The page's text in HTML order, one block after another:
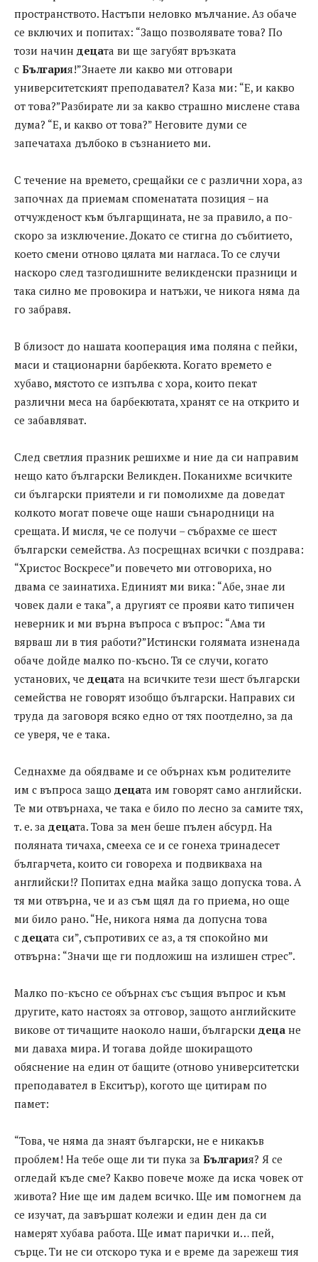
пространството. Настъпи неловко мълчание. Аз обаче
се включих и попитах: “Защо позволявате това? По
този начин децата ви ще загубят връзката
с България!”Знаете ли какво ми отговари
университетският преподавател? Каза ми: “Е, и какво
от това?”Разбирате ли за какво страшно мислене става
дума? “Е, и какво от това?” Неговите думи се
запечатаха дълбоко в съзнанието ми.
С течение на времето, срещайки се с различни хора, аз
започнах да приемам споменатата позиция – на
отчужденост към българщината, не за правило, а по-
скоро за изключение. Докато се стигна до събитието,
което смени отново цялата ми нагласа. То се случи
наскоро след тазгодишните великденски празници и
така силно ме провокира и натъжи, че никога няма да
го забравя.
В близост до нашата кооперация има поляна с пейки,
маси и стационарни барбекюта. Когато времето е
хубаво, мястото се изпълва с хора, които пекат
различни меса на барбекютата, хранят се на открито и
се забавляват.
След светлия празник решихме и ние да си направим
нещо като български Великден. Поканихме всичките
си български приятели и ги помолихме да доведат
колкото могат повече още наши сънародници на
срещата. И мисля, че се получи – събрахме се шест
български семейства. Аз посрещнах всички с поздрава:
“Христос Воскресе”и повечето ми отговориха, но
двама се заинатиха. Единият ми вика: “Абе, знае ли
човек дали е така”, а другият се прояви като типичен
неверник и ми върна въпроса с въпрос: “Ама ти
вярваш ли в тия работи?”Истински голямата изненада
обаче дойде малко по-късно. Тя се случи, когато
установих, че децата на всичките тези шест български
семейства не говорят изобщо български. Направих си
труда да заговоря всяко едно от тях поотделно, за да
се уверя, че е така.
Седнахме да обядваме и се обърнах към родителите
им с въпроса защо децата им говорят само английски.
Те ми отвърнаха, че така е било по лесно за самите тях,
т. е. за децата. Това за мен беше пълен абсурд. На
поляната тичаха, смееха се и се гонеха тринадесет
българчета, които си говореха и подвикваха на
английски!? Попитах една майка защо допуска това. А
тя ми отвърна, че и аз съм щял да го приема, но още
ми било рано. “Не, никога няма да допусна това
с децата си”, съпротивих се аз, а тя спокойно ми
отвърна: “Значи ще ги подложиш на излишен стрес”.
Малко по-късно се обърнах със същия въпрос и към
другите, като настоях за отговор, защото английските
викове от тичащите наоколо наши, български деца не
ми даваха мира. И тогава дойде шокиращото
обяснение на един от бащите (отново университетски
преподавател в Екситър), когото ще цитирам по
памет:
“Това, че няма да знаят български, не е никакъв
проблем! На тебе още ли ти пука за България? Я се
огледай къде сме? Какво повече може да иска човек от
живота? Ние ще им дадем всичко. Ще им помогнем да
се изучат, да завършат колежи и един ден да си
намерят хубава работа. Ще имат парички и… пей,
сърце. Ти не си отскоро тука и е време да зарежеш тия